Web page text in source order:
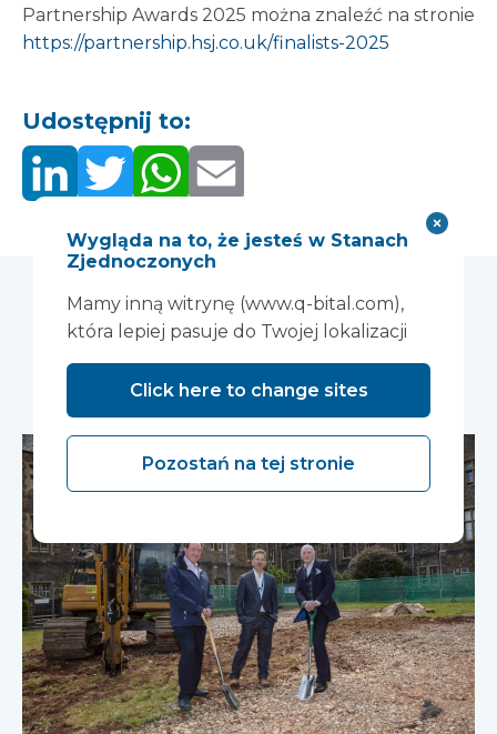
Partnership Awards 2025 można znaleźć na stronie
https://partnership.hsj.co.uk/finalists-2025
Udostępnij to:
Może Ci się
spodobać...
Wygląda na to, że jesteś w Stanach
Zjednoczonych
Mamy inną witrynę (www.q-bital.com),
która lepiej pasuje do Twojej lokalizacji
Click here to change sites
Pozostań na tej stronie